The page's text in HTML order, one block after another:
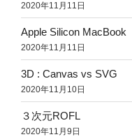
2020年11月11日
Apple Silicon MacBook
2020年11月11日
3D : Canvas vs SVG
2020年11月10日
３次元ROFL
2020年11月9日